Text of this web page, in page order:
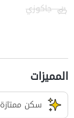
جاكوزي
المميزات
سکن ممتازة